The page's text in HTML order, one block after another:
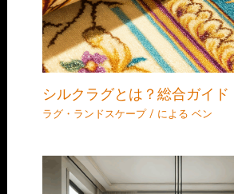
シルクラグとは？総合ガイド
ラグ・ランドスケープ/ による ベン